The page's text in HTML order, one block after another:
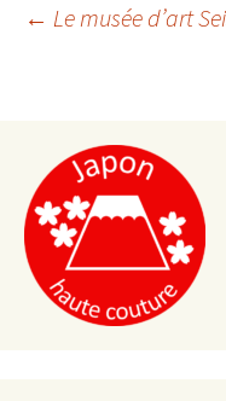
l'article
← Le musée d’art